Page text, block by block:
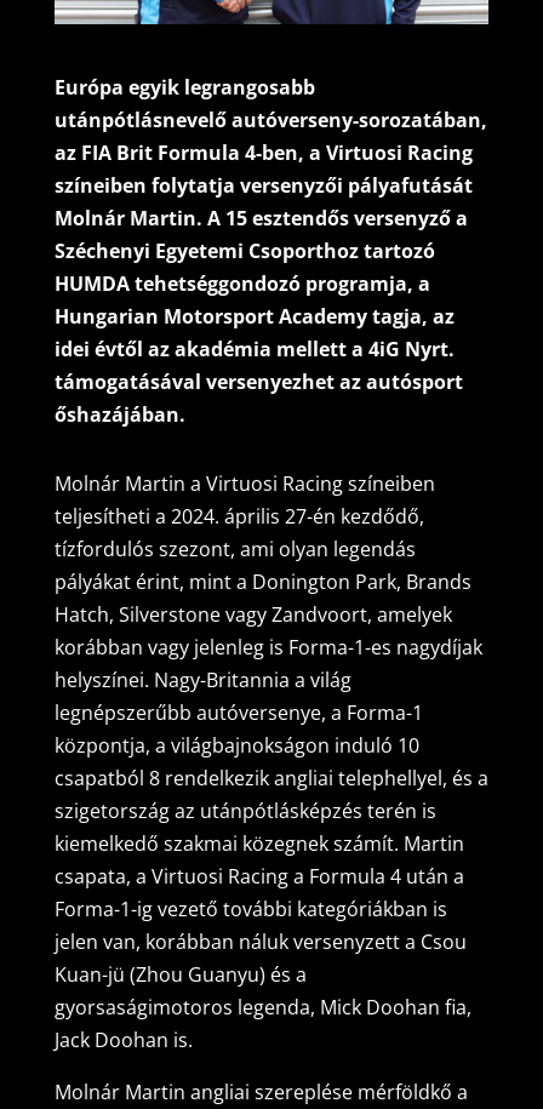
Európa egyik legrangosabb
utánpótlásnevelő autóverseny-sorozatában,
az FIA Brit Formula 4-ben, a Virtuosi Racing
színeiben folytatja versenyzői pályafutását
Molnár Martin. A 15 esztendős versenyző a
Széchenyi Egyetemi Csoporthoz tartozó
HUMDA tehetséggondozó programja, a
Hungarian Motorsport Academy tagja, az
idei évtől az akadémia mellett a 4iG Nyrt.
támogatásával versenyezhet az autósport
őshazájában.
Molnár Martin a Virtuosi Racing színeiben
teljesítheti a 2024. április 27-én kezdődő,
tízfordulós szezont, ami olyan legendás
pályákat érint, mint a Donington Park, Brands
Hatch, Silverstone vagy Zandvoort, amelyek
korábban vagy jelenleg is Forma-1-es nagydíjak
helyszínei. Nagy-Britannia a világ
legnépszerűbb autóversenye, a Forma-1
központja, a világbajnokságon induló 10
csapatból 8 rendelkezik angliai telephellyel, és a
szigetország az utánpótlásképzés terén is
kiemelkedő szakmai közegnek számít. Martin
csapata, a Virtuosi Racing a Formula 4 után a
Forma-1-ig vezető további kategóriákban is
jelen van, korábban náluk versenyzett a Csou
Kuan-jü (Zhou Guanyu) és a
gyorsaságimotoros legenda, Mick Doohan fia,
Jack Doohan is.
Molnár Martin angliai szereplése mérföldkő a